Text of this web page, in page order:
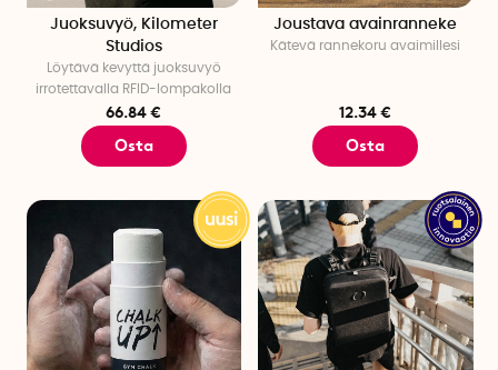
Juoksuvyö, Kilometer
Studios
Löytävä kevyttä juoksuvyö
irrotettavalla RFID-lompakolla
66.84 €
Osta
Joustava avainranneke
Kätevä rannekoru avaimillesi
12.34 €
Osta